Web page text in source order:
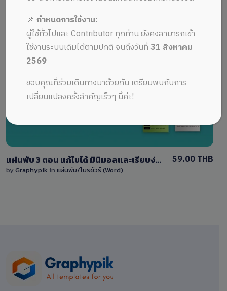
1 Sale
แผ่นพับ 3 ตอน แก้ไขได้ มินิมอลและเรียบง่าย ไฟล์ Word (docx) ด้านหน้าและหลัง
by Graphypik in แผ่นพับ/โบรชัวร์ (Word)
59.00 THB
📌กำหนดการใช้งาน:
ผู้ใช้ทั่วไปและ Contributor ทุกท่าน ยังคงสามารถเข้า
ใช้งานระบบเดิมได้ตามปกติ จนถึงวันที่ 31 สิงหาคม
2569
ขอบคุณที่ร่วมเดินทางมาด้วยกัน เตรียมพบกับการ
เปลี่ยนแปลงครั้งสำคัญเร็วๆ นี้ค่ะ!